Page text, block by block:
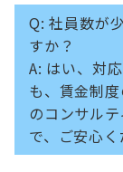
Q: 社員数が
すか？
A: はい、対
も、賃金制
のコンサル
で、ご安心く